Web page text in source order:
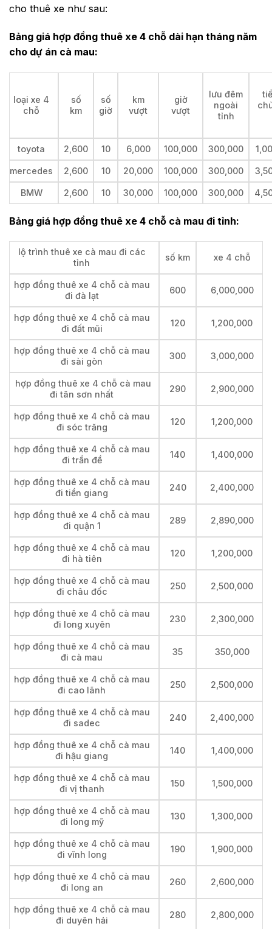
cho thuê xe như sau:
Bảng giá hợp đồng thuê xe 4 chỗ dài hạn tháng năm
cho dự án cà mau:
loại xe 4
chỗ
số
km
số
giờ
km
vượt
giờ
vượt
lưu đêm
ngoài
tỉnh
toyota 2,600 10 6,000 100,000 300,000
mercedes 2,600 10 20,000 100,000 300,000
BMW 2,600 10 30,000 100,000 300,000
Bảng giá hợp đồng thuê xe 4 chỗ cà mau đi tỉnh:
lộ trình thuê xe cà mau đi các
tỉnh
số km xe 4 chỗ
hợp đồng thuê xe 4 chỗ cà mau
đi đà lạt
600 6,000,000
hợp đồng thuê xe 4 chỗ cà mau
đi đất mũi
120 1,200,000
hợp đồng thuê xe 4 chỗ cà mau
đi sài gòn
300 3,000,000
hợp đồng thuê xe 4 chỗ cà mau
đi tân sơn nhất
290 2,900,000
hợp đồng thuê xe 4 chỗ cà mau
đi sóc trăng
120 1,200,000
hợp đồng thuê xe 4 chỗ cà mau
đi trần đề
140 1,400,000
hợp đồng thuê xe 4 chỗ cà mau
đi tiền giang
240 2,400,000
hợp đồng thuê xe 4 chỗ cà mau
đi quận 1
289 2,890,000
hợp đồng thuê xe 4 chỗ cà mau
đi hà tiên
120 1,200,000
hợp đồng thuê xe 4 chỗ cà mau
đi châu đốc
250 2,500,000
hợp đồng thuê xe 4 chỗ cà mau
đi long xuyên
230 2,300,000
hợp đồng thuê xe 4 chỗ cà mau
đi cà mau
35 350,000
hợp đồng thuê xe 4 chỗ cà mau
đi cao lãnh
250 2,500,000
hợp đồng thuê xe 4 chỗ cà mau
đi sadec
240 2,400,000
hợp đồng thuê xe 4 chỗ cà mau
đi hậu giang
140 1,400,000
hợp đồng thuê xe 4 chỗ cà mau
đi vị thanh
150 1,500,000
hợp đồng thuê xe 4 chỗ cà mau
đi long mỹ
130 1,300,000
hợp đồng thuê xe 4 chỗ cà mau
đi vĩnh long
190 1,900,000
hợp đồng thuê xe 4 chỗ cà mau
đi long an
260 2,600,000
hợp đồng thuê xe 4 chỗ cà mau
đi duyên hải
280 2,800,000